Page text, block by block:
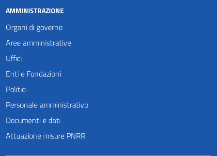
AMMINISTRAZIONE
Organi di governo
Aree amministrative
Uffici
Enti e Fondazioni
Politici
Personale amministrativo
Documenti e dati
Attuazione misure PNRR